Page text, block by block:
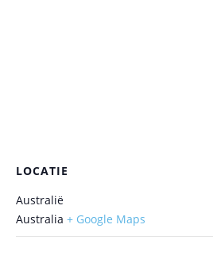
LOCATIE
Australië
Australia + Google Maps